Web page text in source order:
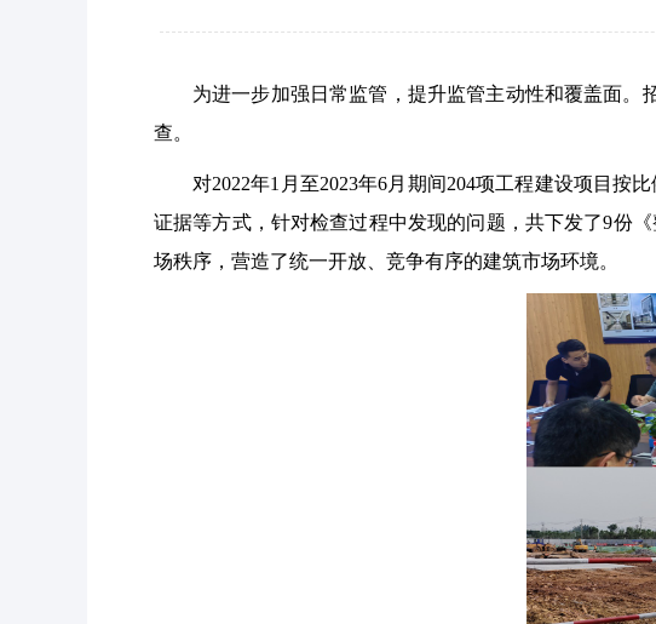
为进一步加强日常监管，提升监管主动性和覆盖面。
查。
对2022年1月至2023年6月期间204项工程建设项目按
证据等方式，针对检查过程中发现的问题，共下发了9份
场秩序，营造了统一开放、竞争有序的建筑市场环境。